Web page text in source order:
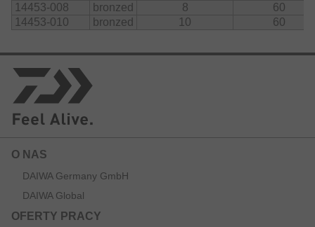
14453-008
bronzed 8
60
14453-010
bronzed 10 60
O NAS
DAIWA Germany GmbH
DAIWA Global
OFERTY PRACY